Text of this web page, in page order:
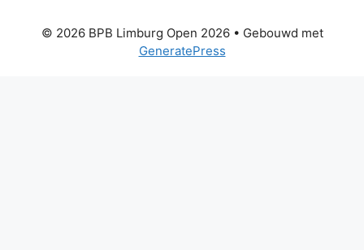
© 2026 BPB Limburg Open 2026• Gebouwd met
GeneratePress